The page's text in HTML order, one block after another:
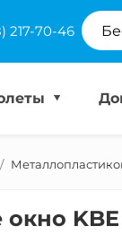
217-70-46